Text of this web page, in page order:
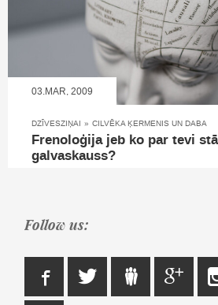
03.MAR, 2009
DZĪVESZIŅAI » CILVĒKA ĶERMENIS UN DABA
Frenoloģija jeb ko par tevi
galvaskauss?
Follow us: